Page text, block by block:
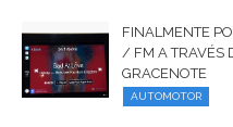
FINALMENTE
/ FM A TRAVÉS
GRACENOTE
AUTOMOTOR